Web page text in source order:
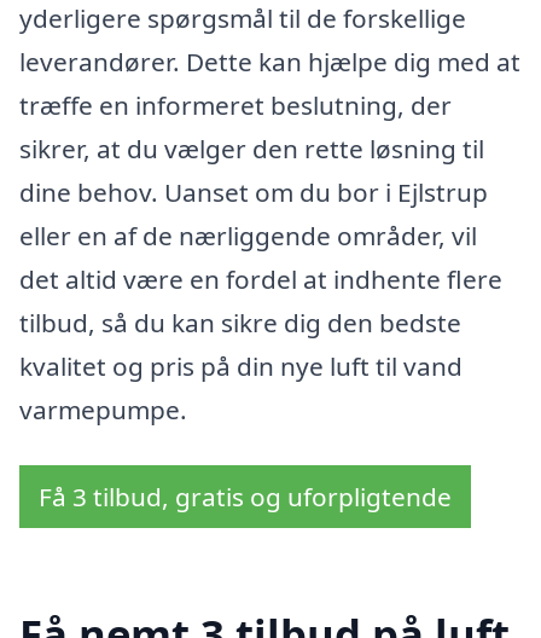
yderligere spørgsmål til de forskellige
leverandører. Dette kan hjælpe dig med at
træffe en informeret beslutning, der
sikrer, at du vælger den rette løsning til
dine behov. Uanset om du bor i Ejlstrup
eller en af de nærliggende områder, vil
det altid være en fordel at indhente flere
tilbud, så du kan sikre dig den bedste
kvalitet og pris på din nye luft til vand
varmepumpe.
Få 3 tilbud, gratis og uforpligtende